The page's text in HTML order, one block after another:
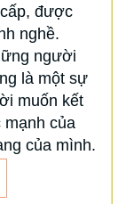
được
nghề.
người
là một sự
muốn kết
mạnh của
của mình.